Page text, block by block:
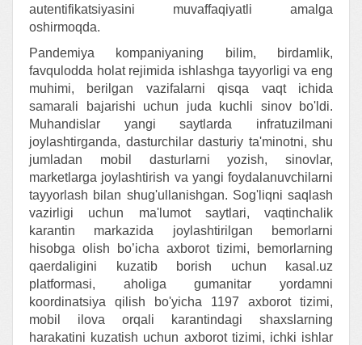
autentifikatsiyasini muvaffaqiyatli amalga
oshirmoqda.
Pandemiya kompaniyaning bilim, birdamlik,
favqulodda holat rejimida ishlashga tayyorligi va eng
muhimi, berilgan vazifalarni qisqa vaqt ichida
samarali bajarishi uchun juda kuchli sinov bo'ldi.
Muhandislar yangi saytlarda infratuzilmani
joylashtirganda, dasturchilar dasturiy ta'minotni, shu
jumladan mobil dasturlarni yozish, sinovlar,
marketlarga joylashtirish va yangi foydalanuvchilarni
tayyorlash bilan shug'ullanishgan. Sog'liqni saqlash
vazirligi uchun ma'lumot saytlari, vaqtinchalik
karantin markazida joylashtirilgan bemorlarni
hisobga olish bo’icha axborot tizimi, bemorlarning
qaerdaligini kuzatib borish uchun kasal.uz
platformasi, aholiga gumanitar yordamni
koordinatsiya qilish bo'yicha 1197 axborot tizimi,
mobil ilova orqali karantindagi shaxslarning
harakatini kuzatish uchun axborot tizimi, ichki ishlar